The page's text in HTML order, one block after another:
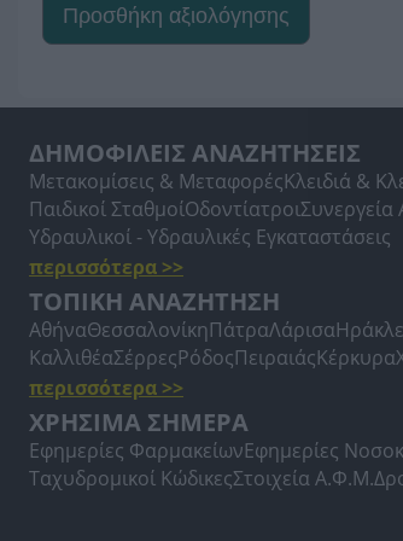
Προσθήκη αξιολόγησης
ΔΗΜΟΦΙΛΕΙΣ ΑΝΑΖΗΤΗΣΕΙΣ
Μετακομίσεις & ΜεταφορέςΚλειδιά &
Παιδικοί ΣταθμοίΟδοντίατροιΣυνεργεία
Υδραυλικοί - Υδραυλικές Εγκαταστάσεις
περισσότερα >>
ΤΟΠΙΚΗ ΑΝΑΖΗΤΗΣΗ
ΑθήναΘεσσαλονίκηΠάτραΛάρισα
ΚαλλιθέαΣέρρεςΡόδοςΠειραιάςΚέρκυρα
περισσότερα >>
ΧΡΗΣΙΜΑ ΣΗΜΕΡΑ
Εφημερίες ΦαρμακείωνΕφημερίες
Ταχυδρομικοί ΚώδικεςΣτοιχεία Α.Φ.Μ.